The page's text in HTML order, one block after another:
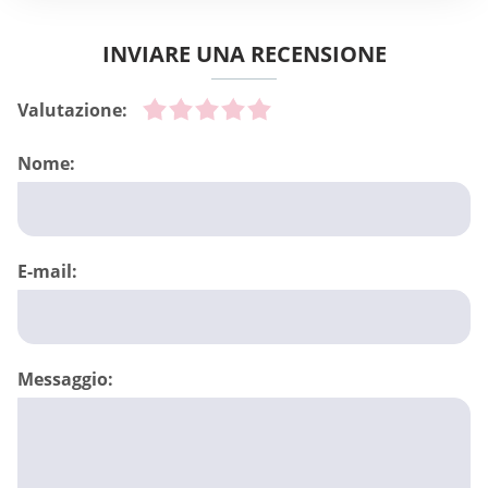
INVIARE UNA RECENSIONE
Valutazione:
Nome:
E-mail:
Messaggio: